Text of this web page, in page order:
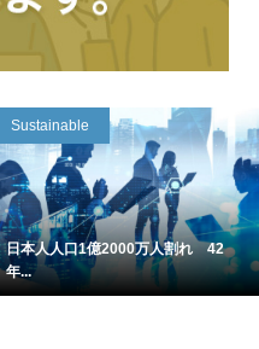
Sustainable
日本人人口1億2000万人割れ 42
年...